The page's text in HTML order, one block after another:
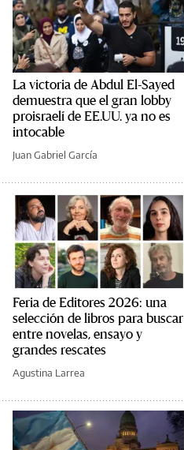
La victoria de Abdul El-Sayed
demuestra que el gran lobby
proisraelí de EE.UU. ya no es
intocable
Juan Gabriel García
Feria de Editores 2026: una
selección de libros para buscar
entre novelas, ensayo y
grandes rescates
Agustina Larrea